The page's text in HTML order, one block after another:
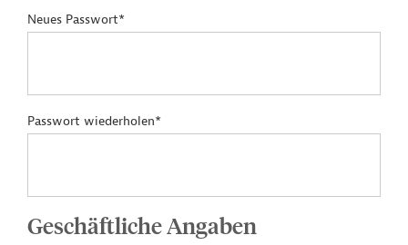
Neues Passwort*
Passwort wiederholen*
Geschäftliche Angaben